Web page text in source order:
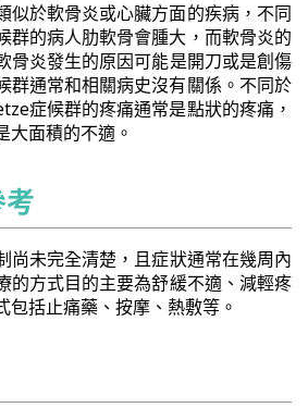
似於軟骨炎或心臟方面的疾病，不同
群的病人肋軟骨會腫大，而軟骨炎的
骨炎發生的原因可能是開刀或是創傷
群通常和相關病史沒有關係。不同於
症候群的疼痛通常是點狀的疼痛，
大面積的不適。
尚未完全清楚，且症狀通常在幾周內
的方式目的主要為舒緩不適、減輕疼
包括止痛藥、按摩、熱敷等。